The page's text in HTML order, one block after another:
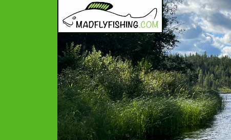
Panneau de gestion des cookies